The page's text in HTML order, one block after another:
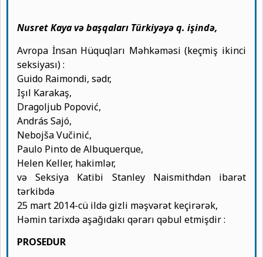
Nusret Kaya və başqaları Türkiyəyə q. işində,
Avropa İnsan Hüquqları Məhkəməsi (keçmiş ikinci
seksiyası) :
Guido Raimondi, sədr,
Işıl Karakaş,
Dragoljub Popović,
András Sajó,
Nebojša Vučinić,
Paulo Pinto de Albuquerque,
Helen Keller, hakimlər,
və Seksiya Katibi Stanley Naismithdən ibarət
tərkibdə
25 mart 2014-cü ildə gizli məşvərət keçirərək,
Həmin tarixdə aşağıdakı qərarı qəbul etmişdir :
PROSEDUR